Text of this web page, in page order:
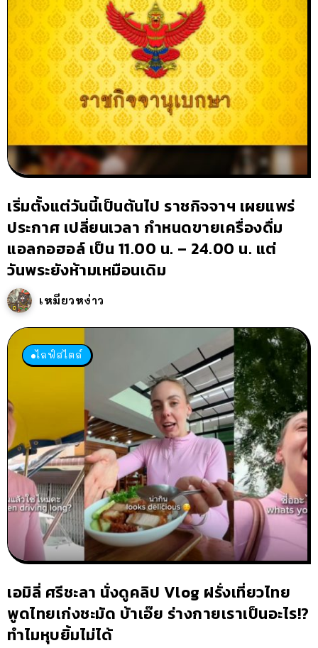
เริ่มตั้งแต่วันนี้เป็นต้นไป ราชกิจจาฯ เผยแพร่
ประกาศ เปลี่ยนเวลา กำหนดขายเครื่องดื่ม
แอลกอฮอล์ เป็น 11.00 น. – 24.00 น. แต่
วันพระยังห้ามเหมือนเดิม
เหมียวหง่าว
ไลฟ์สไตล์
เอมิลี่ ศรีชะลา นั่งดูคลิป Vlog ฝรั่งเที่ยวไทย
พูดไทยเก่งชะมัด บ้าเอ๊ย ร่างกายเราเป็นอะไร!?
ทำไมหุบยิ้มไม่ได้